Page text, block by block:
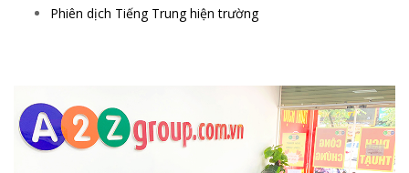
Phiên dịch Tiếng Trung hiện trường